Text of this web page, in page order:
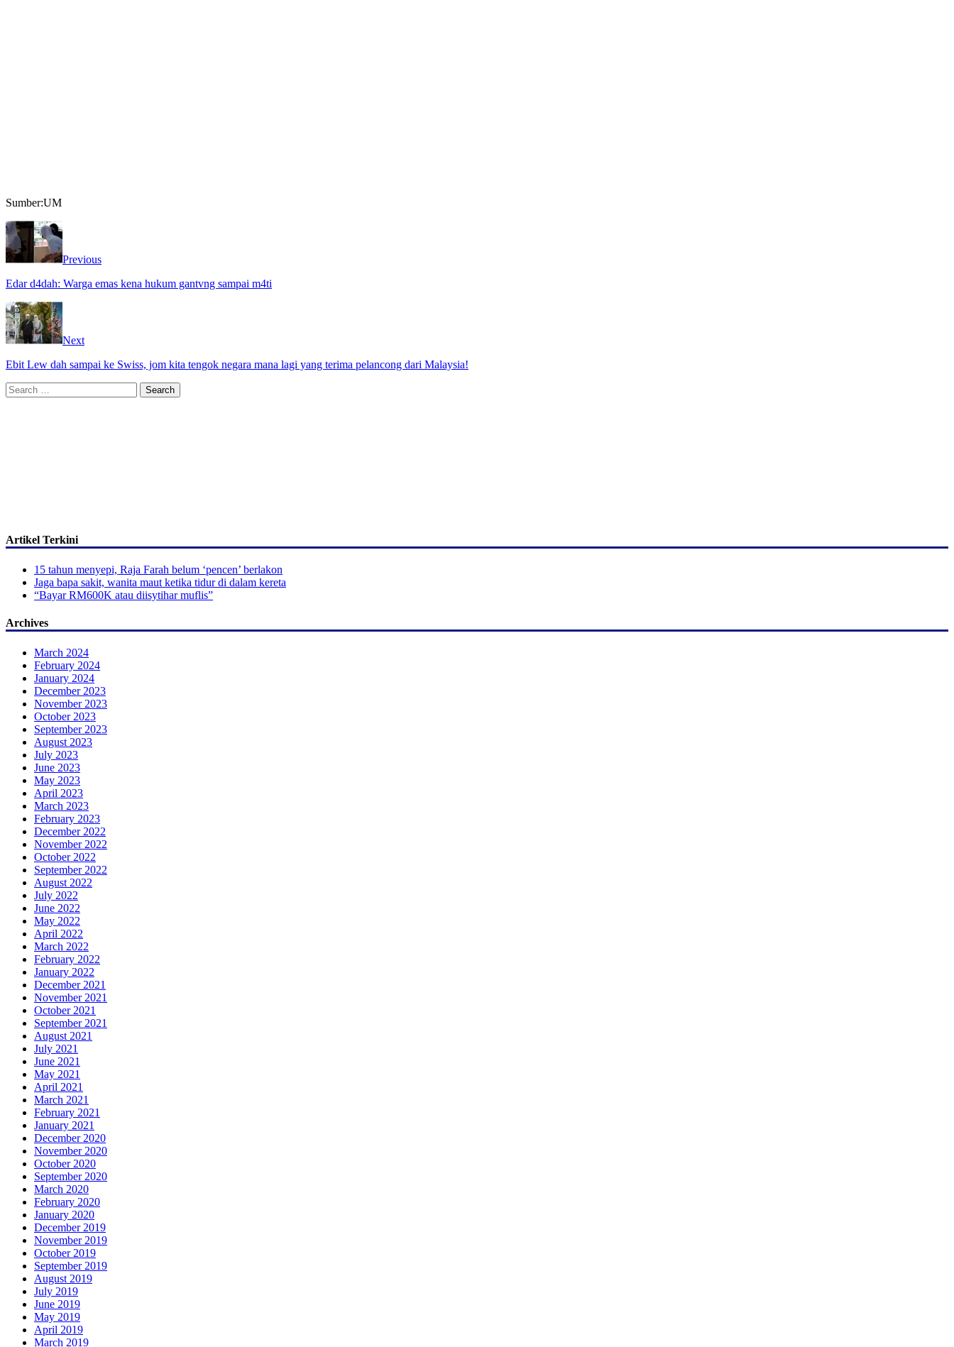
Sumber:UM
Previous
Edar d4dah: Warga emas kena hukum gantvng sampai m4ti
Next
Ebit Lew dah sampai ke Swiss, jom kita tengok negara mana lagi yang terima pelancong dari Malaysia!
Search
for:
Artikel Terkini
15 tahun menyepi, Raja Farah belum ‘pencen’ berlakon
Jaga bapa sakit, wanita maut ketika tidur di dalam kereta
“Bayar RM600K atau diisytihar muflis”
Archives
March 2024
February 2024
January 2024
December 2023
November 2023
October 2023
September 2023
August 2023
July 2023
June 2023
May 2023
April 2023
March 2023
February 2023
December 2022
November 2022
October 2022
September 2022
August 2022
July 2022
June 2022
May 2022
April 2022
March 2022
February 2022
January 2022
December 2021
November 2021
October 2021
September 2021
August 2021
July 2021
June 2021
May 2021
April 2021
March 2021
February 2021
January 2021
December 2020
November 2020
October 2020
September 2020
March 2020
February 2020
January 2020
December 2019
November 2019
October 2019
September 2019
August 2019
July 2019
June 2019
May 2019
April 2019
March 2019